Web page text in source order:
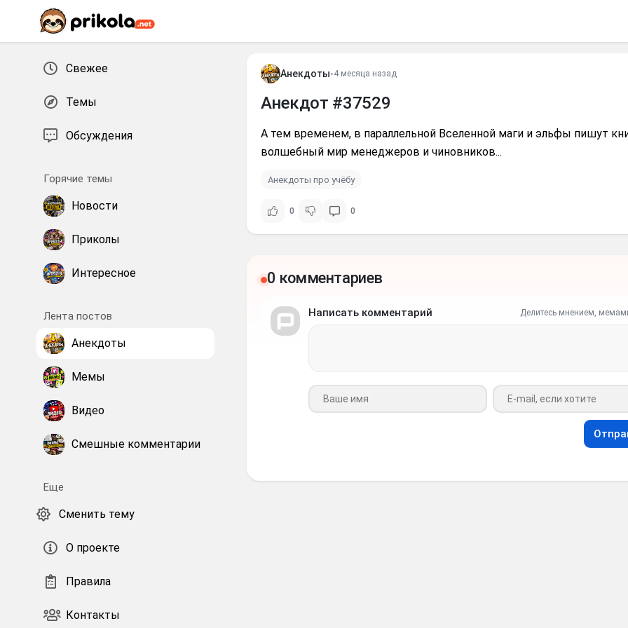
Перейти к контенту
Свежее
Темы
Обсуждения
Горячие темы
Новости
Приколы
Интересное
Лента постов
Анекдоты
Мемы
Видео
Смешные комментарии
Еще
Сменить тему
О проекте
Правила
Контакты
Анекдоты•4 месяца назад
Анекдот #37529
А тем временем, в параллельной Вселенной маги и эльфы пишут
волшебный мир менеджеров и чиновников...
Анекдоты про учёбу
0 0
0 комментариев
Написать комментарий Делитесь мнением,
Ваше имя Ваш e-mail